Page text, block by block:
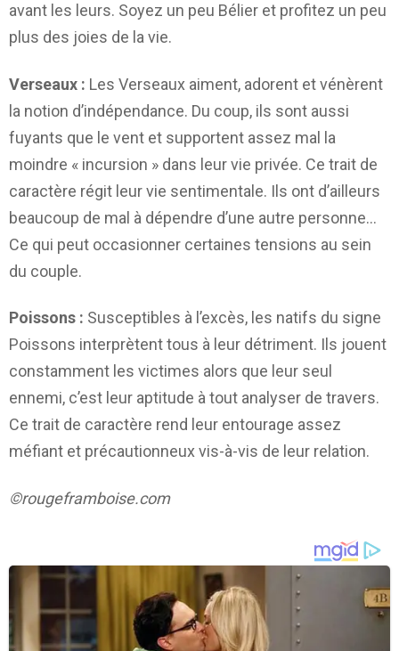
avant les leurs. Soyez un peu Bélier et profitez un peu
plus des joies de la vie.
Verseaux : Les Verseaux aiment, adorent et vénèrent
la notion d’indépendance. Du coup, ils sont aussi
fuyants que le vent et supportent assez mal la
moindre « incursion » dans leur vie privée. Ce trait de
caractère régit leur vie sentimentale. Ils ont d’ailleurs
beaucoup de mal à dépendre d’une autre personne…
Ce qui peut occasionner certaines tensions au sein
du couple.
Poissons : Susceptibles à l’excès, les natifs du signe
Poissons interprètent tous à leur détriment. Ils jouent
constamment les victimes alors que leur seul
ennemi, c’est leur aptitude à tout analyser de travers.
Ce trait de caractère rend leur entourage assez
méfiant et précautionneux vis-à-vis de leur relation.
©rougeframboise.com